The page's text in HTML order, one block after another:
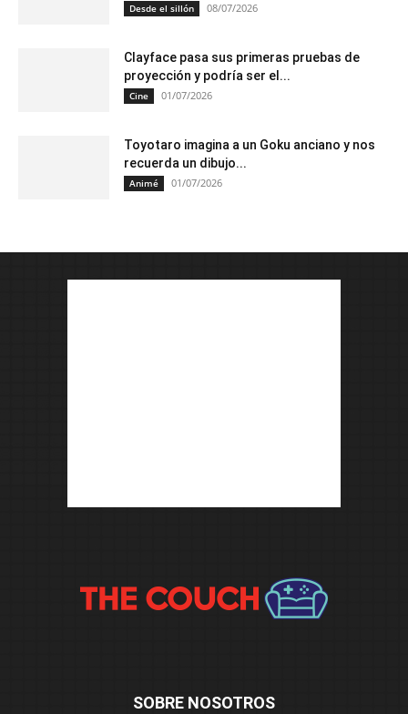
Desde el sillón 08/07/2026
Clayface pasa sus primeras pruebas de
proyección y podría ser el...
Cine 01/07/2026
Toyotaro imagina a un Goku anciano y nos
recuerda un dibujo...
Animé 01/07/2026
SOBRE NOSOTROS